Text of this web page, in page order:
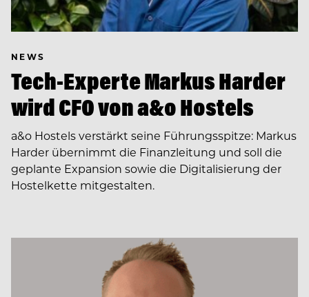
NEWS
Tech-Experte Markus Harder
wird CFO von a&o Hostels
a&o Hostels verstärkt seine Führungsspitze: Markus
Harder übernimmt die Finanzleitung und soll die
geplante Expansion sowie die Digitalisierung der
Hostelkette mitgestalten.